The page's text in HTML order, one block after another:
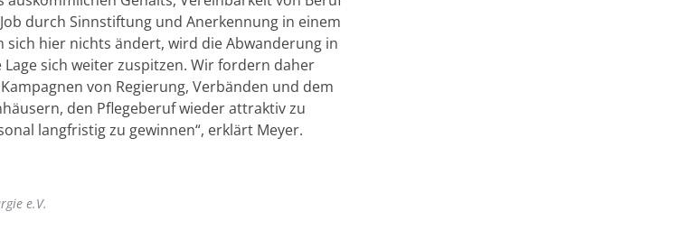
durch Sinnstiftung und Anerkennung in einem
sich hier nichts ändert, wird die Abwanderung in
sich weiter zuspitzen. Wir fordern daher
von Regierung, Verbänden und dem
den Pflegeberuf wieder attraktiv zu
langfristig zu gewinnen“, erklärt Meyer.
e.V.